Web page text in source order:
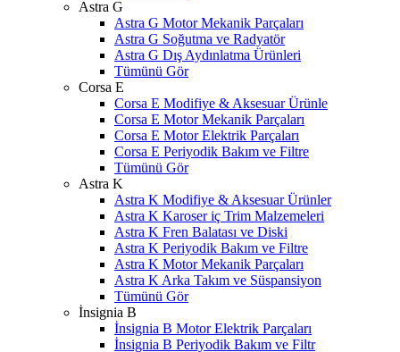
Astra G
Astra G Motor Mekanik Parçaları
Astra G Soğutma ve Radyatör
Astra G Dış Aydınlatma Ürünleri
Tümünü Gör
Corsa E
Corsa E Modifiye & Aksesuar Ürünle
Corsa E Motor Mekanik Parçaları
Corsa E Motor Elektrik Parçaları
Corsa E Periyodik Bakım ve Filtre
Tümünü Gör
Astra K
Astra K Modifiye & Aksesuar Ürünler
Astra K Karoser iç Trim Malzemeleri
Astra K Fren Balatası ve Diski
Astra K Periyodik Bakım ve Filtre
Astra K Motor Mekanik Parçaları
Astra K Arka Takım ve Süspansiyon
Tümünü Gör
İnsignia B
İnsignia B Motor Elektrik Parçaları
İnsignia B Periyodik Bakım ve Filtr